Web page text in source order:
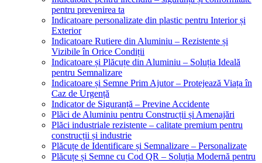
pentru prevenirea ta
Indicatoare personalizate din plastic pentru Interior și
Exterior
Indicatoare Rutiere din Aluminiu – Rezistente și
Vizibile în Orice Condiții
Indicatoare și Plăcuțe din Aluminiu – Soluția Ideală
pentru Semnalizare
Indicatoare și Semne Prim Ajutor – Protejează Viața în
Caz de Urgență
Indicator de Siguranță – Previne Accidente
Plăci de Aluminiu pentru Construcții și Amenajări
Plăci industriale rezistente – calitate premium pentru
construcții și industrie
Plăcuțe de Identificare și Semnalizare – Personalizate
Plăcuțe și Semne cu Cod QR – Soluția Modernă pentru